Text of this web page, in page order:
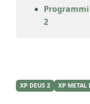
2
XP DEUS 2 XP METAL